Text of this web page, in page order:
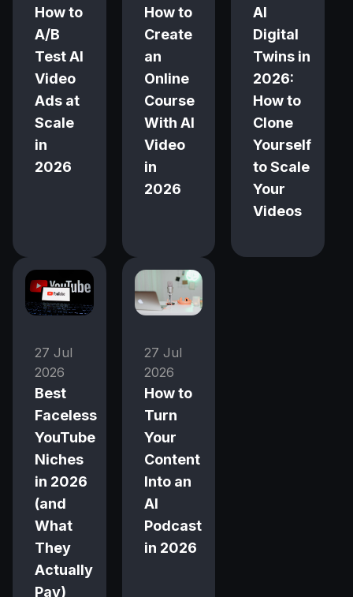
How to
A/B
Test AI
Video
Ads at
Scale
in
2026
How to
Create
an
Online
Course
With AI
Video
in
2026
AI
Digital
Twins in
2026:
How to
Clone
Yourself
to Scale
Your
Videos
27 Jul
2026
Best
Faceless
YouTube
Niches
in 2026
(and
What
They
Actually
Pay)
27 Jul
2026
How to
Turn
Your
Content
Into an
AI
Podcast
in 2026